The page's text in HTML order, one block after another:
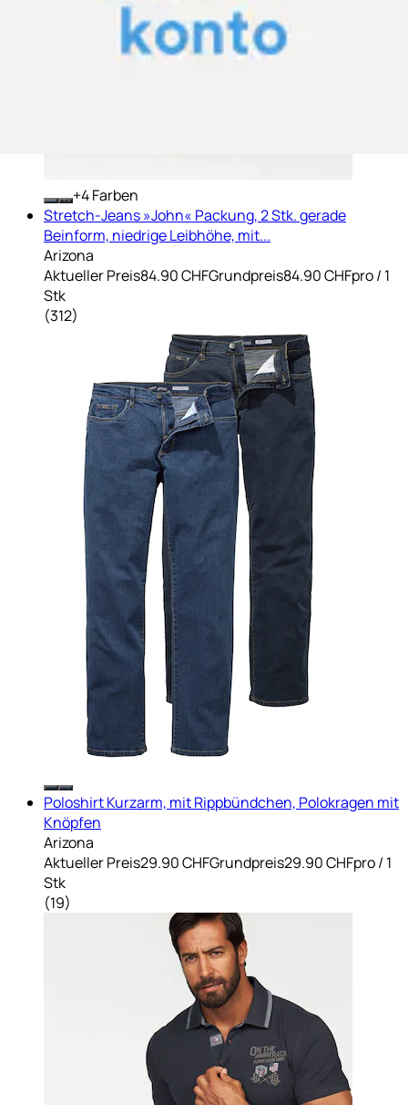
+ Farben
Stretch-Jeans »John« Packung, 2 Stk. gerade
Beinform, niedrige Leibhöhe, mit...
Arizona
Aktueller Preis84.90 CHFGrundpreis84.90 CHFpro/ 1
Stk
(312)
Poloshirt Kurzarm, mit Rippbündchen, Polokragen mit
Knöpfen
Arizona
Aktueller Preis29.90 CHFGrundpreis29.90 CHFpro/ 1
Stk
(19)